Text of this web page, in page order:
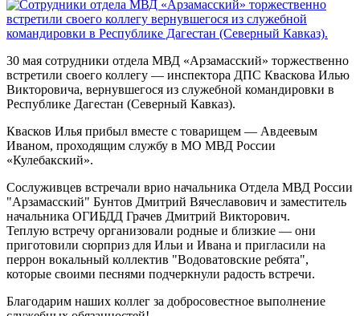
30 мая сотрудники отдела МВД «Арзамасский» торжественно
встретили своего коллегу — инспектора ДПС Кваскова Илью
Викторовича, вернувшегося из служебной командировки в
Республике Дагестан (Северный Кавказ).
Квасков Илья прибыл вместе с товарищем — Авдеевым
Иваном, проходящим службу в МО МВД России
«Кулебакский».
Сослуживцев встречали врио начальника Отдела МВД России
"Арзамасский" Бунтов Дмитрий Вячеславович и заместитель
начальника ОГИБДД Грачев Дмитрий Викторович.
Теплую встречу организовали родные и близкие — они
приготовили сюрприз для Ильи и Ивана и пригласили на
перрон вокальный коллектив "Водоватовские ребята",
которые своими песнями подчеркнули радость встречи.
Благодарим наших коллег за добросовестное выполнение